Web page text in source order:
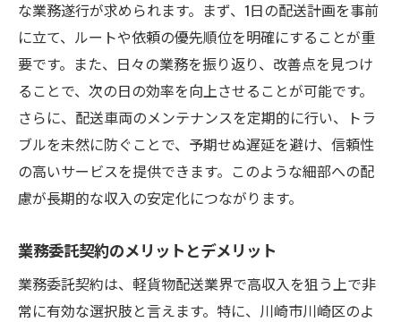
な業務遂行が求められます。まず、1日の配送計画を事前
に立て、ルートや依頼の優先順位を明確にすることが重
要です。また、日々の業務を振り返り、改善点を見つけ
ることで、次の日の効率を向上させることが可能です。
さらに、配送車両のメンテナンスを定期的に行い、トラ
ブルを未然に防ぐことで、予期せぬ遅延を避け、信頼性
の高いサービスを提供できます。このような細部への配
慮が長期的な収入の安定化につながります。
業務委託契約のメリットとデメリット
業務委託契約は、軽貨物配送業界で高収入を狙う上で非
常に有効な選択肢と言えます。特に、川崎市川崎区のよ